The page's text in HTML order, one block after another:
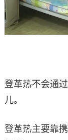
登革热不会通
儿。
登革热主要靠